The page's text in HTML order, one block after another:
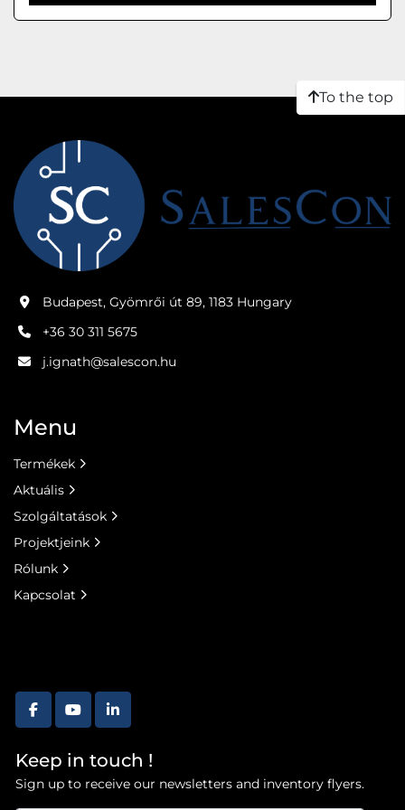
To the top
facebookyoutubelinkedin
Keep in touch !
Sign up to receive our newsletters and inventory flyers.
Budapest, Gyömrői út 89, 1183 Hungary
+36 30 311 5675
j.ignath@salescon.hu
Menu
Termékek
Aktuális
Szolgáltatások
Projektjeink
Rólunk
Kapcsolat